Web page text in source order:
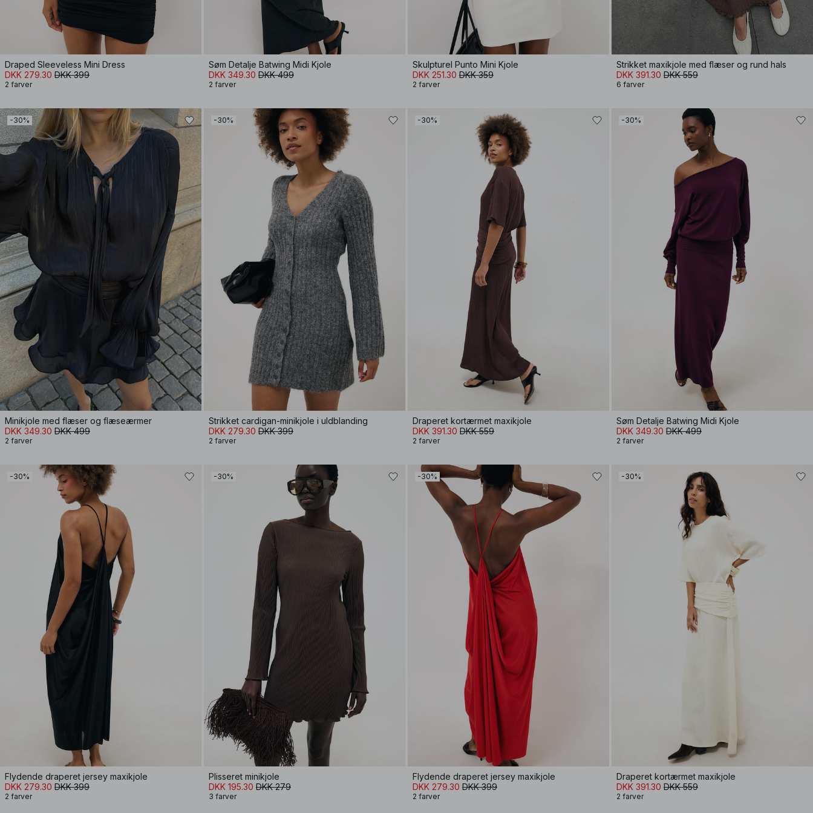
Draped Sleeveless Mini Dress
DKK 279.30 DKK 399
2 farver
Søm Detalje Batwing Midi Kjole
DKK 349.30 DKK 499
2 farver
Skulpturel Punto Mini Kjole
DKK 251.30 DKK 359
2 farver
Strikket maxikjole med flæser og rund hals
DKK 391.30 DKK 559
6 farver
-30%
Minikjole med flæser og flæseærmer
DKK 349.30 DKK 499
2 farver
-30%
Strikket cardigan-minikjole i uldblanding
DKK 279.30 DKK 399
2 farver
-30%
Draperet kortærmet maxikjole
DKK 391.30 DKK 559
2 farver
-30%
Søm Detalje Batwing Midi Kjole
DKK 349.30 DKK 499
2 farver
-30%
Flydende draperet jersey maxikjole
DKK 279.30 DKK 399
2 farver
-30%
Plisseret minikjole
DKK 195.30 DKK 279
3 farver
-30%
Flydende draperet jersey maxikjole
DKK 279.30 DKK 399
2 farver
-30%
Draperet kortærmet maxikjole
DKK 391.30 DKK 559
2 farver